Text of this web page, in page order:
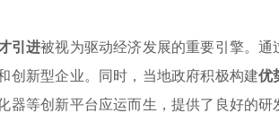
引进被视为驱动经济发展的重要引擎。
创新型企业。同时，当地政府积极构建优
器等创新平台应运而生，提供了良好的